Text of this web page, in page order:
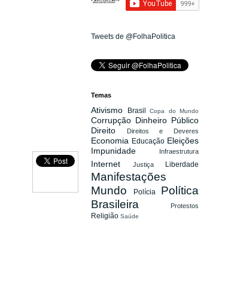
Tweets de @FolhaPolitica
Temas
Ativismo Brasil Copa do Mundo
Corrupção Dinheiro Público
Direito
Direitos e Deveres
Economia Educação Eleições
Impunidade
Infraestrutura
Internet Justiça Liberdade
Manifestações
Mundo
Polícia Política
Brasileira
Protestos
Religião Saúde